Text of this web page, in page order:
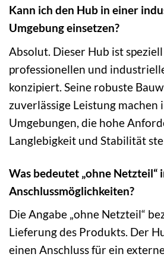
Kann ich den Hub in einer
Umgebung einsetzen?
Absolut. Dieser Hub ist
professionellen und
konzipiert. Seine robuste
zuverlässige Leistung machen
Umgebungen, die hohe
Langlebigkeit und Stabilität
Was bedeutet „ohne Netzteil“
Anschlussmöglichkeiten?
Die Angabe „ohne Netzteil“
Lieferung des Produkts. Der
einen Anschluss für ein